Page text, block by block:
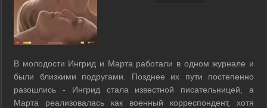
В молодости Ингрид и Марта работали в одном журнале и
были близкими подругами. Позднее их пути постепенно
разошлись - Ингрид стала известной писательницей, а
Марта реализовалась как военный корреспондент, хотя